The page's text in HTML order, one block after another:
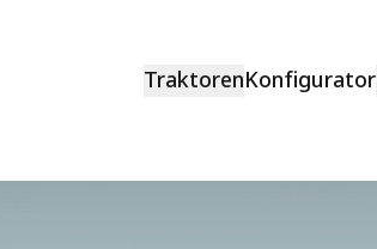
TraktorenKonfigurator